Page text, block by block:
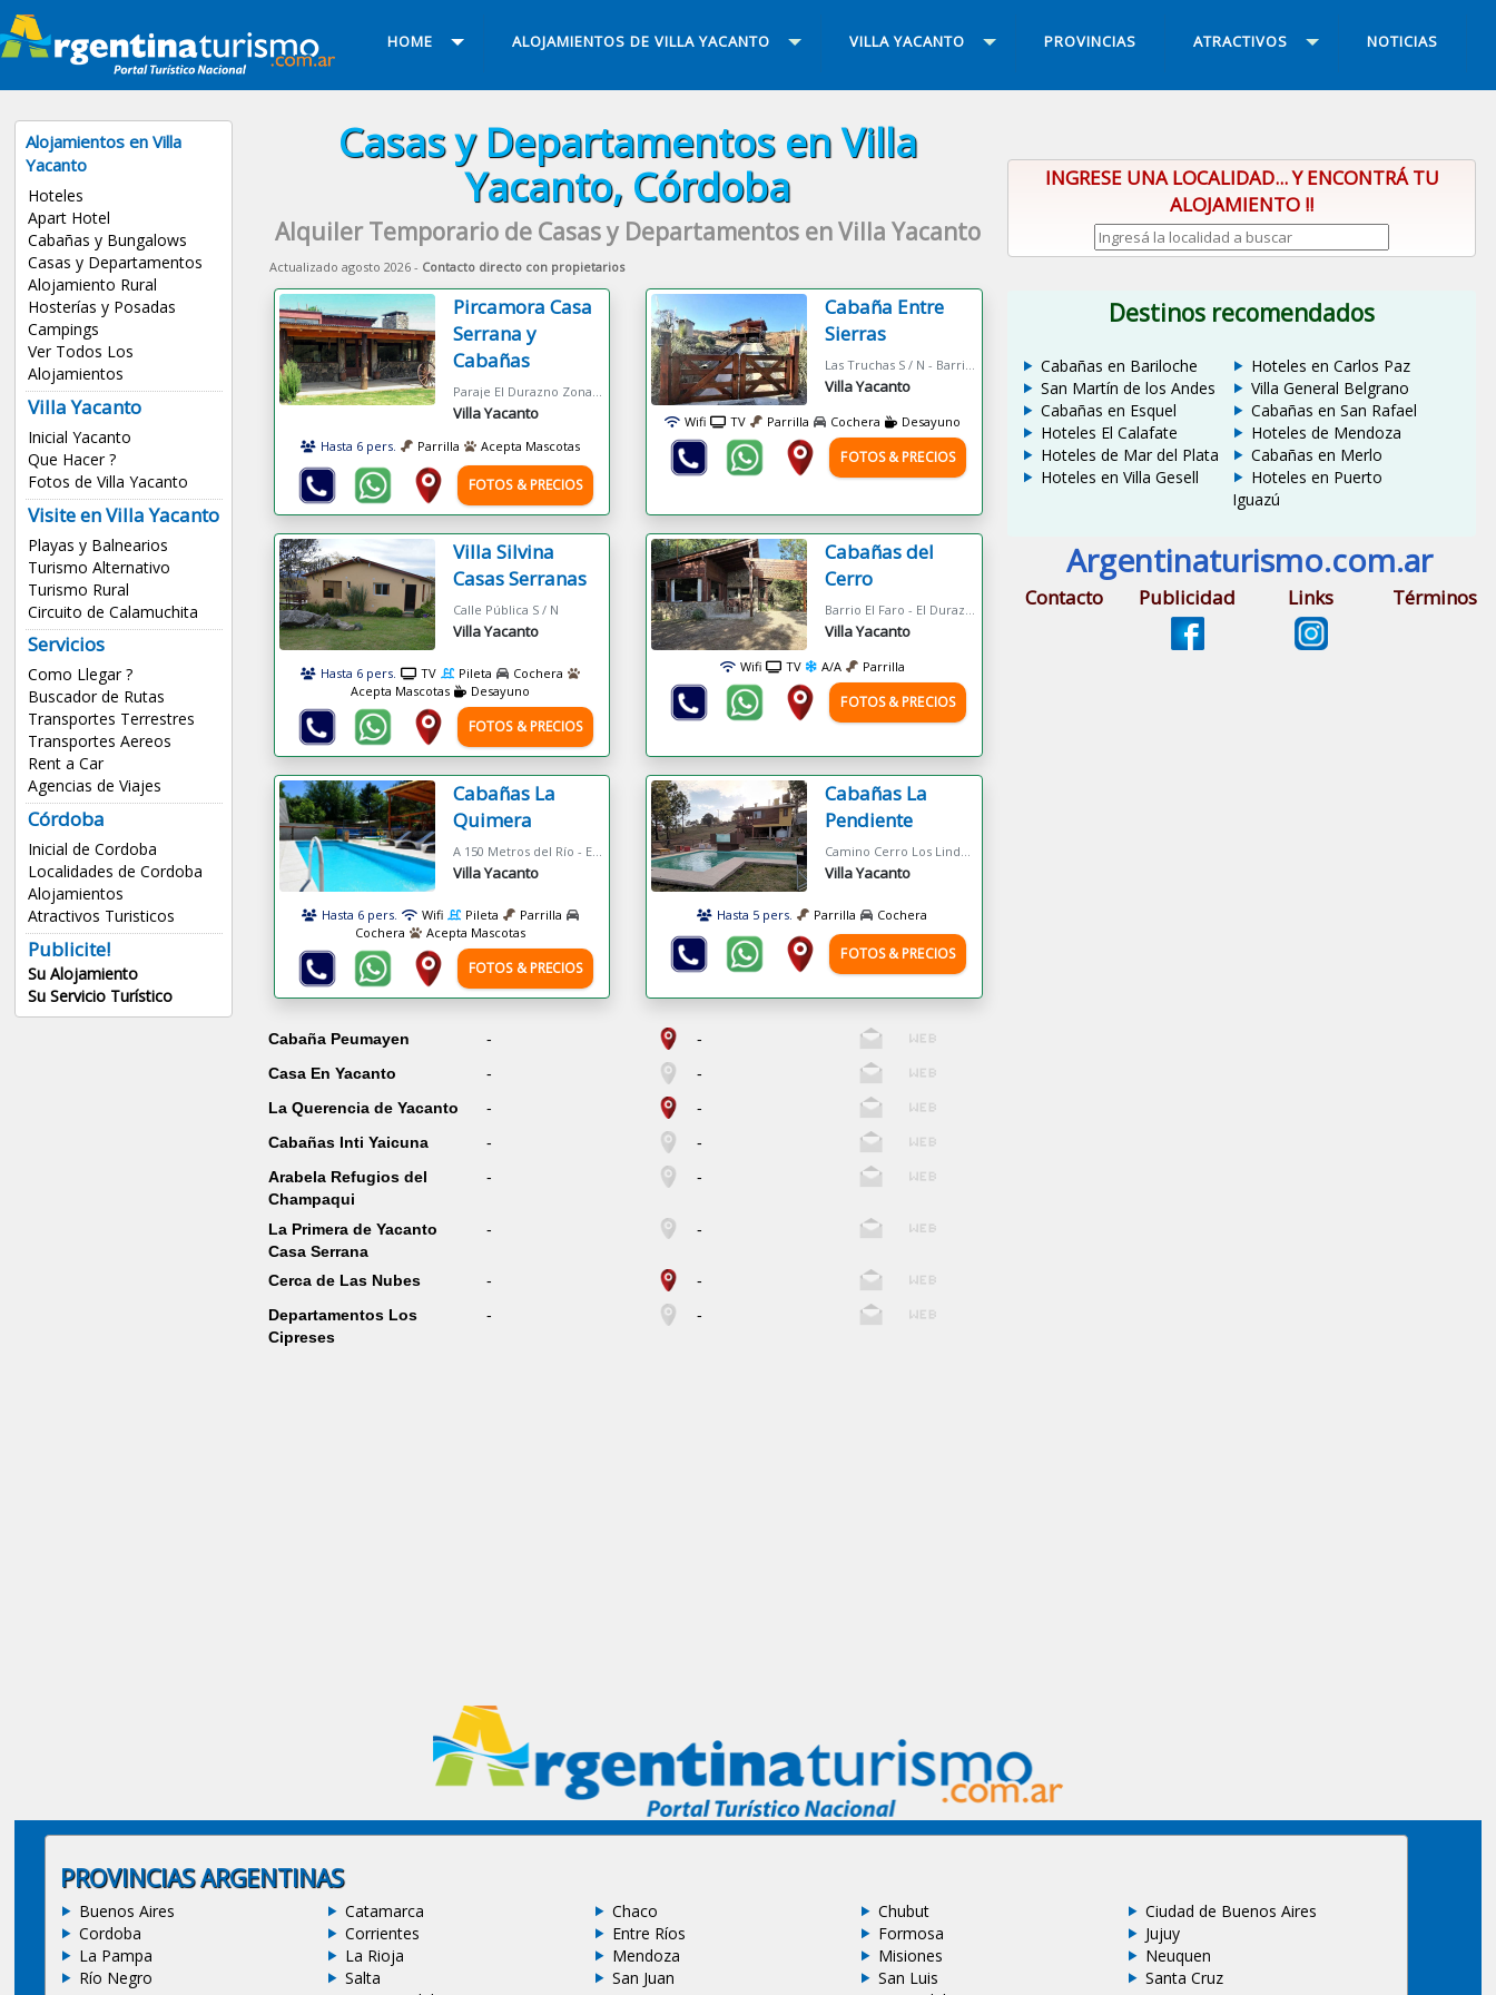
HOME ALOJAMIENTOS DE VILLA YACANTO VILLA YACANTO PROVINCIAS ATRACTIVOS NOTICIAS
Alojamientos en Villa
Yacanto
Hoteles
Apart Hotel
Cabañas y Bungalows
Casas y Departamentos
Alojamiento Rural
Hosterías y Posadas
Campings
Ver Todos Los
Alojamientos
Villa Yacanto
Inicial Yacanto
Que Hacer ?
Fotos de Villa Yacanto
Visite en Villa Yacanto
Playas y Balnearios
Turismo Alternativo
Turismo Rural
Circuito de Calamuchita
Servicios
Como Llegar ?
Buscador de Rutas
Transportes Terrestres
Transportes Aereos
Rent a Car
Agencias de Viajes
Córdoba
Inicial de Cordoba
Localidades de Cordoba
Alojamientos
Atractivos Turisticos
Publicite!
Su Alojamiento
Su Servicio Turístico
Casas y Departamentos en Villa
Yacanto, Córdoba
Alquiler Temporario de Casas y Departamentos en Villa Yacanto
Actualizado agosto 2026 - Contacto directo con propietarios
Pircamora Casa
Serrana y
Cabañas
Villa Yacanto
Hasta 6 pers. Parrilla Acepta Mascotas
FOTOS & PRECIOS
Cabaña Entre
Sierras
Villa Yacanto
Wifi TV Parrilla Cochera Desayuno
FOTOS & PRECIOS
Villa Silvina
Casas Serranas
Calle Pública S / N
Villa Yacanto
Hasta 6 pers. TV Pileta
Cochera
Acepta Mascotas
Desayuno
FOTOS & PRECIOS
Cabañas del
Cerro
Villa Yacanto
Wifi TV A/A Parrilla
FOTOS & PRECIOS
Cabañas La
Quimera
A 150 Metros del Río - El Durazno
Villa Yacanto
Hasta 6 pers. Wifi Pileta
Parrilla
Cochera
Acepta Mascotas
FOTOS & PRECIOS
Cabañas La
Pendiente
Villa Yacanto
Hasta 5 pers. Parrilla Cochera
FOTOS & PRECIOS
Cabaña Peumayen -
-
Casa En Yacanto
-
-
La Querencia de Yacanto
-
-
Cabañas Inti Yaicuna
-
-
Arabela Refugios del
Champaqui
- -
La Primera de Yacanto
Casa Serrana
- -
Cerca de Las Nubes -
-
Departamentos Los
Cipreses
- -
INGRESE UNA LOCALIDAD... Y ENCONTRÁ TU
ALOJAMIENTO !!
Destinos recomendados
Cabañas en Bariloche
San Martín de los Andes
Cabañas en Esquel
Hoteles El Calafate
Hoteles de Mar del Plata
Hoteles en Villa Gesell
Hoteles en Carlos Paz
Villa General Belgrano
Cabañas en San Rafael
Hoteles de Mendoza
Cabañas en Merlo
Hoteles en Puerto
Iguazú
Argentinaturismo.com.ar
Contacto Publicidad Links Términos
PROVINCIAS ARGENTINAS
Buenos Aires Catamarca Chaco Chubut
Ciudad de Buenos Aires
Cordoba
Corrientes Entre Ríos Formosa
Jujuy
La Pampa
La Rioja Mendoza Misiones
Neuquen
Río Negro
Salta San Juan San Luis
Santa Cruz